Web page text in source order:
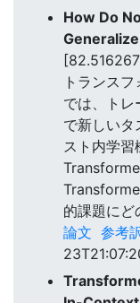
How Do
トランス
では、トレ
で新しいタ
スト内学習
的課題にど
論文 参考